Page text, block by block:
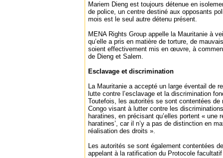
Mariem Dieng est toujours détenue en
de police, un centre destiné aux opposants
mois est le seul autre détenu présent.
MENA Rights Group appelle la Mauritanie à
qu’elle a pris en matière de torture, de
soient effectivement mis en œuvre, à
de Dieng et Salem.
Esclavage et discrimination
La Mauritanie a accepté un large éventail de
lutte contre l’esclavage et la discrimination
Toutefois, les autorités se sont contentées de
Congo visant à lutter contre les
haratines, en précisant qu’elles portent « une
haratines’, car il n’y a pas de distinction en
réalisation des droits ».
Les autorités se sont également contentées
appelant à la ratification du Protocole